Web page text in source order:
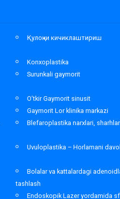
Қулоқни кичиклаштириш
Konxoplastika
Surunkali gaymorit
O’tkir Gaymorit sinusit
Gaymorit Lor klinika markazi
Blefaroplastika narxlari, sharhlar
Uvuloplastika – Horlamani
Bolalar va kattalardagi
tashlash
Endoskopik Lazer yordamida